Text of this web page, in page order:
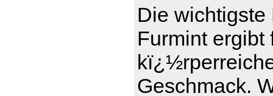
Die wichtigste
Furmint ergibt
Geschmack.